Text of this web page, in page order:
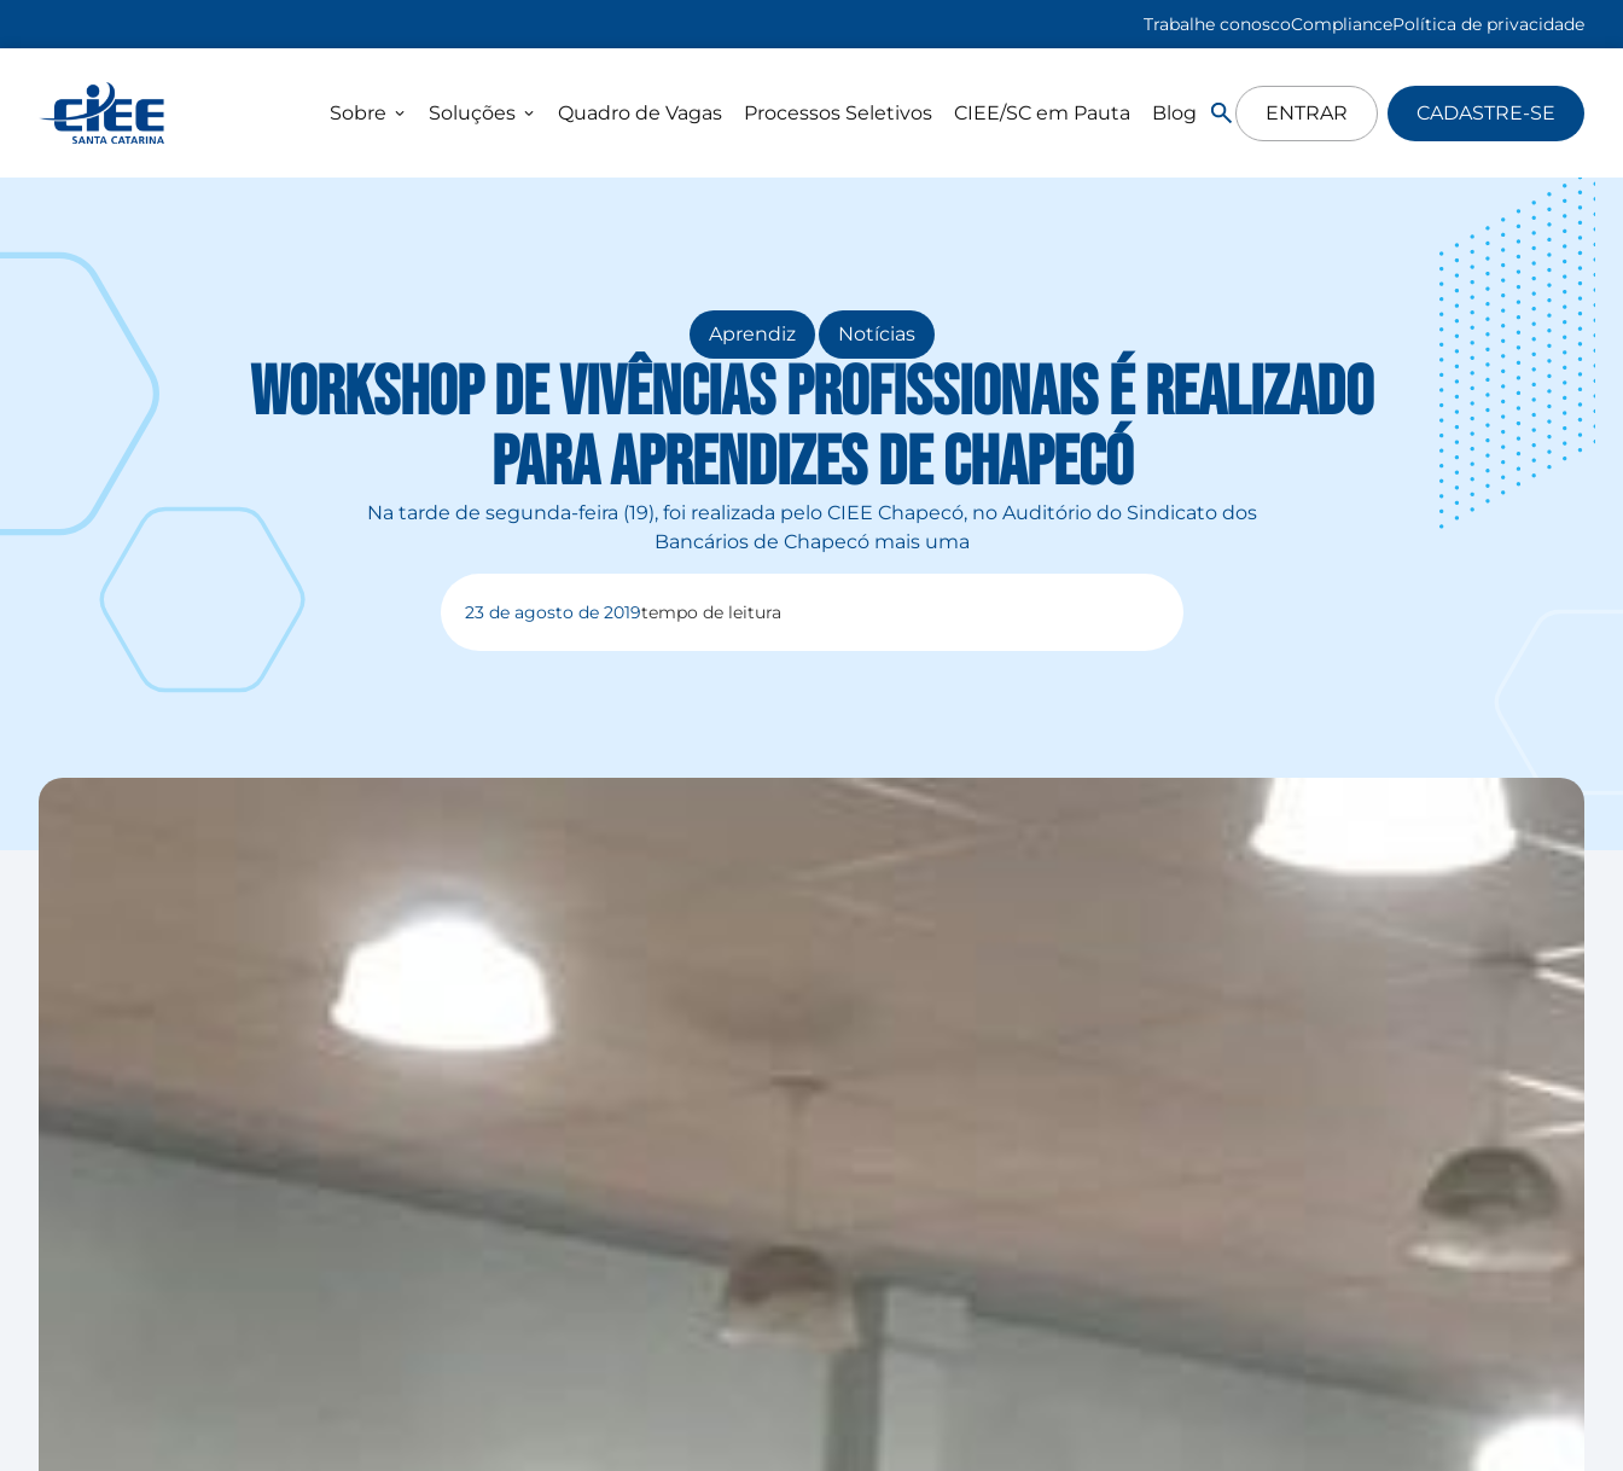
Trabalhe conoscoCompliancePolítica de privacidade
Sobre Soluções Quadro de Vagas Processos Seletivos CIEE/SC em Pauta Blog ENTRAR CADASTRE-SE
Aprendiz , Notícias
Workshop de vivências profissionais é realizado
para aprendizes de Chapecó
Na tarde de segunda-feira (19), foi realizada pelo CIEE Chapecó, no Auditório do Sindicato dos
Bancários de Chapecó mais uma
23 de agosto de 2019tempo de leitura